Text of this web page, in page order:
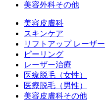
美容外科その他
美容皮膚科
スキンケア
リフトアップ レーザー
ピーリング
レーザー治療
医療脱毛（女性）
医療脱毛（男性）
美容皮膚科その他